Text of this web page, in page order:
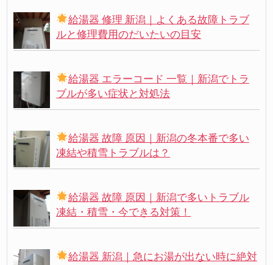
給湯器 修理 新潟｜よくある故障トラブ
ルと修理費用のだいたいの目安
給湯器 エラーコード 一覧｜新潟でトラ
ブルが多い症状と対処法
給湯器 故障 原因｜新潟の冬本番で多い
凍結や積雪トラブルは？
給湯器 故障 原因｜新潟で多いトラブル
凍結・積雪・今できる対策！
給湯器 新潟｜急にお湯が出ない時に絶対